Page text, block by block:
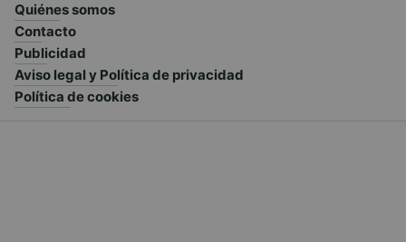
Quiénes somos
Contacto
Publicidad
Aviso legal y Política de privacidad
Política de cookies